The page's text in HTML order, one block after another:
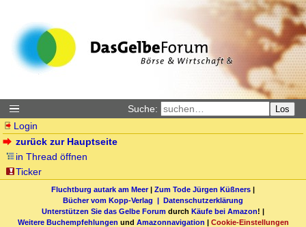
Suche: Los
Login
zurück zur Hauptseite
in Thread öffnen
Ticker
Fluchtburg autark am Meer| Zum Tode Jürgen Küßners |
Bücher vom Kopp-Verlag | Datenschutzerklärung
Unterstützen Sie das Gelbe Forum durch Käufe bei Amazon! |
Weitere Buchempfehlungen und Amazonnavigation | Cookie-Einstellungen